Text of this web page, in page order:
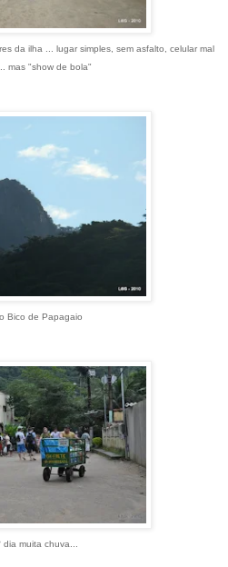
da ilha ... lugar simples, sem asfalto, celular mal
mas "show de bola"
Bico de Papagaio
dia muita chuva...